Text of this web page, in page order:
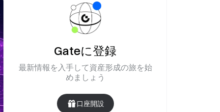
Gateに登録
最新情報を入手して資産形成の旅を始
めましょう
口座開設